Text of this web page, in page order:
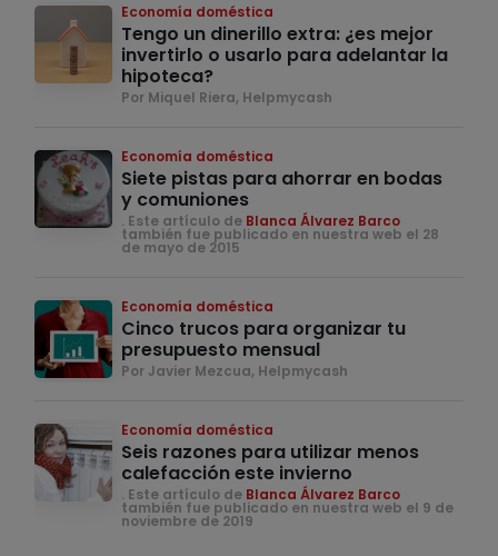
Economía doméstica
Tengo un dinerillo extra: ¿es mejor
invertirlo o usarlo para adelantar la
hipoteca?
Por Miquel Riera, Helpmycash
Economía doméstica
Siete pistas para ahorrar en bodas
y comuniones
. Este artículo de Blanca Álvarez Barco
también fue publicado en nuestra web el 28
de mayo de 2015
Economía doméstica
Cinco trucos para organizar tu
presupuesto mensual
Por Javier Mezcua, Helpmycash
Economía doméstica
Seis razones para utilizar menos
calefacción este invierno
. Este artículo de Blanca Álvarez Barco
también fue publicado en nuestra web el 9 de
noviembre de 2019